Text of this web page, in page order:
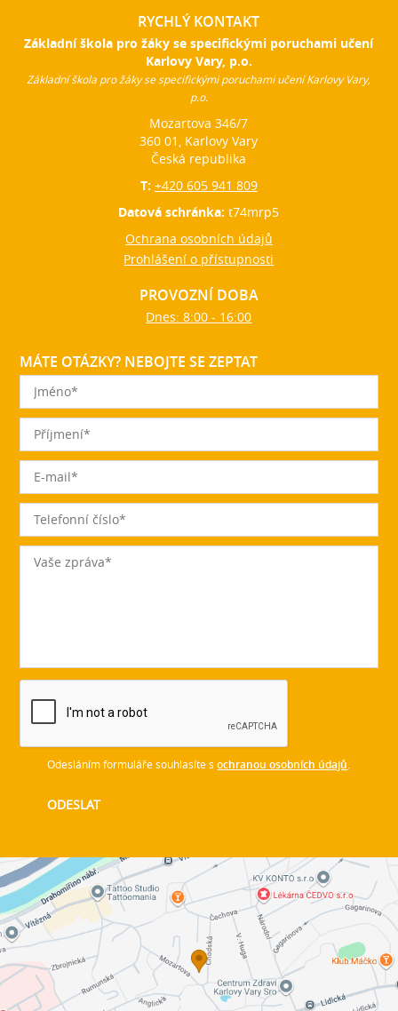
RYCHLÝ KONTAKT
Základní škola pro žáky se specifickými poruchami učení
Karlovy Vary, p.o.
Základní škola pro žáky se specifickými poruchami učení Karlovy Vary,
p.o.
Mozartova 346/7
360 01, Karlovy Vary
Česká republika
T: +420 605 941 809
Datová schránka:t74mrp5
Ochrana osobních údajů
Prohlášení o přístupnosti
PROVOZNÍ DOBA
Dnes: 8:00 - 16:00
MÁTE OTÁZKY? NEBOJTE SE ZEPTAT
Odesláním formuláře souhlasíte sochranou osobních údajů.